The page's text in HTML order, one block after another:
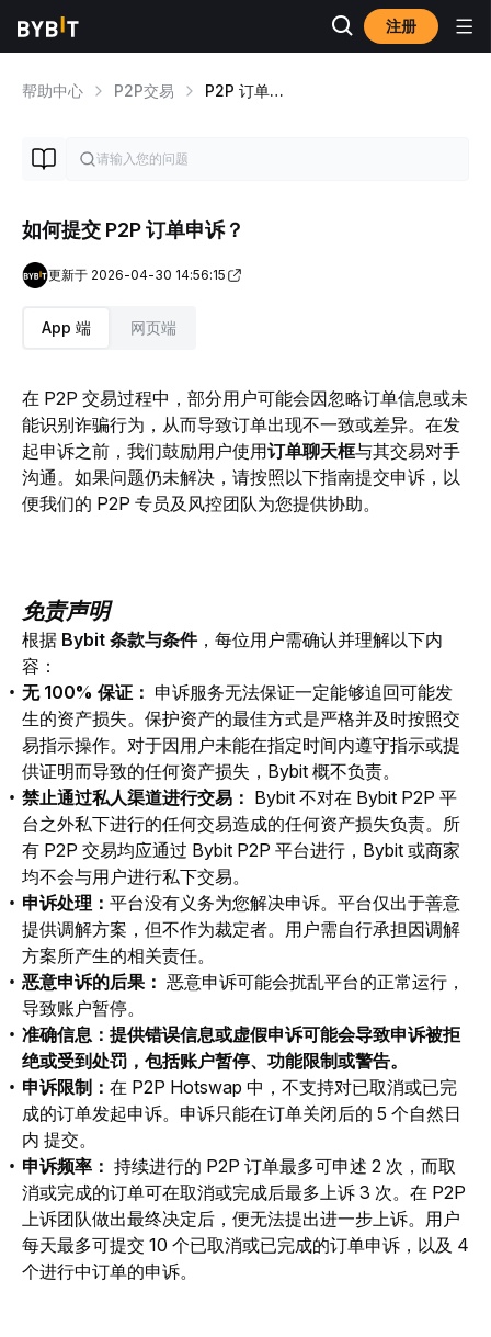
注册
帮助中心 P2P交易 P2P 订单申诉
如何提交 P2P 订单申诉？
更新于 2026-04-30 14:56:15
App 端 网页端
在 P2P 交易过程中，部分用户可能会因忽略订单信息或未
能识别诈骗行为，从而导致订单出现不一致或差异。在发
起申诉之前，我们鼓励用户使用订单聊天框与其交易对手
沟通。如果问题仍未解决，请按照以下指南提交申诉，以
便我们的 P2P 专员及风控团队为您提供协助。
免责声明
根据 Bybit 条款与条件，每位用户需确认并理解以下内
容：
无 100% 保证： 申诉服务无法保证一定能够追回可能发
生的资产损失。保护资产的最佳方式是严格并及时按照交
易指示操作。对于因用户未能在指定时间内遵守指示或提
供证明而导致的任何资产损失，Bybit 概不负责。
禁止通过私人渠道进行交易： Bybit 不对在 Bybit P2P 平
台之外私下进行的任何交易造成的任何资产损失负责。所
有 P2P 交易均应通过 Bybit P2P 平台进行，Bybit 或商家
均不会与用户进行私下交易。
申诉处理： 平台没有义务为您解决申诉。平台仅出于善意
提供调解方案，但不作为裁定者。用户需自行承担因调解
方案所产生的相关责任。
恶意申诉的后果： 恶意申诉可能会扰乱平台的正常运行，
导致账户暂停。
准确信息：提供错误信息或虚假申诉可能会导致申诉被拒
绝或受到处罚，包括账户暂停、功能限制或警告。
申诉限制： 在 P2P Hotswap 中，不支持对已取消或已完
成的订单发起申诉。申诉只能在订单关闭后的 5 个自然日
内 提交。
申诉频率： 持续进行的 P2P 订单最多可申述 2 次，而取
消或完成的订单可在取消或完成后最多上诉 3 次。在 P2P
上诉团队做出最终决定后，便无法提出进一步上诉。用户
每天最多可提交 10 个已取消或已完成的订单申诉，以及 4
个进行中订单的申诉。